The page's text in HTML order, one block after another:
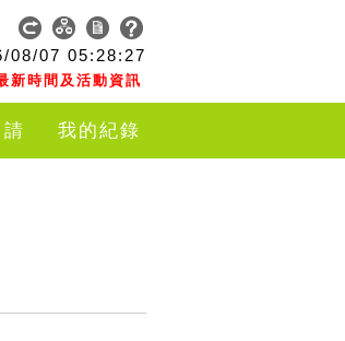
08/07 05:28:27
新時間及活動資訊
我的紀錄